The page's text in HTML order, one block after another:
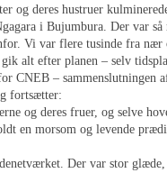
og deres hustruer
i Bujumbura. Der var så
Vi var flere tusinde fra nær
alt efter planen – selv
CNEB – sammenslutningen
fortsætter:
og deres fruer, og selve
en morsom og levende
Der var stor glæde,